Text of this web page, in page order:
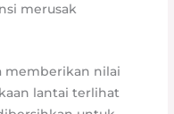
merusak
memberikan nilai
lantai terlihat